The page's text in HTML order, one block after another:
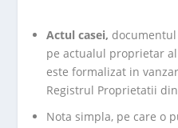
Actul casei,
pe actualul proprietar
este formalizat in
Registrul Proprietatii
Nota simpla, pe care o